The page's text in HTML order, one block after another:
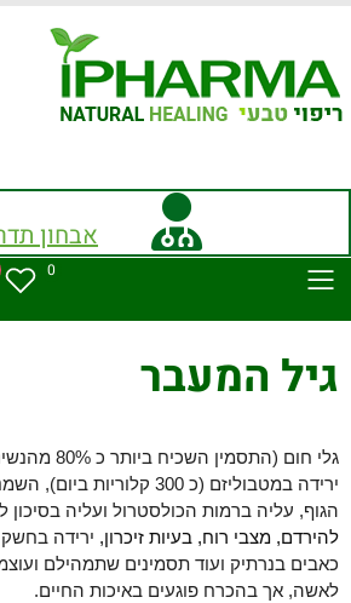
אבחון
0
גיל המעבר
גלי חום
ירידה במטבוליזם (כ 300
הגוף, עליה ברמות הכולסטרול ועליה בסיכון
להירדם, מצבי רוח, בעיות זיכרון, ירידה בחשק
כאבים בנרתיק ועוד תסמינים שתמהילם
לאשה, אך בהכרח פוגעים באיכות החיים.